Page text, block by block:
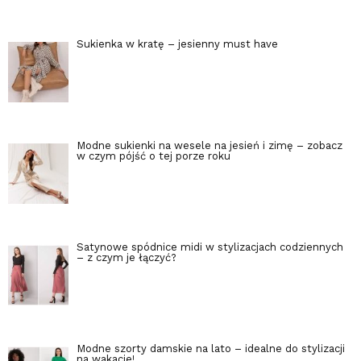
Sukienka w kratę – jesienny must have
Modne sukienki na wesele na jesień i zimę – zobacz
w czym pójść o tej porze roku
Satynowe spódnice midi w stylizacjach codziennych
– z czym je łączyć?
Modne szorty damskie na lato – idealne do stylizacji